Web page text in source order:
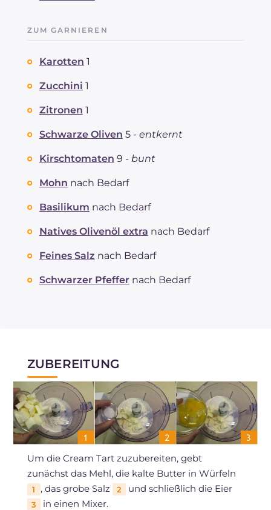
ZUM GARNIEREN
Karotten 1
Zucchini 1
Zitronen 1
Schwarze Oliven 5 - entkernt
Kirschtomaten 9 - bunt
Mohn nach Bedarf
Basilikum nach Bedarf
Natives Olivenöl extra nach Bedarf
Feines Salz nach Bedarf
Schwarzer Pfeffer nach Bedarf
ZUBEREITUNG
Um die Cream Tart zuzubereiten, gebt
zunächst das Mehl, die kalte Butter in Würfeln
1 , das grobe Salz 2 und schließlich die Eier
3 in einen Mixer.